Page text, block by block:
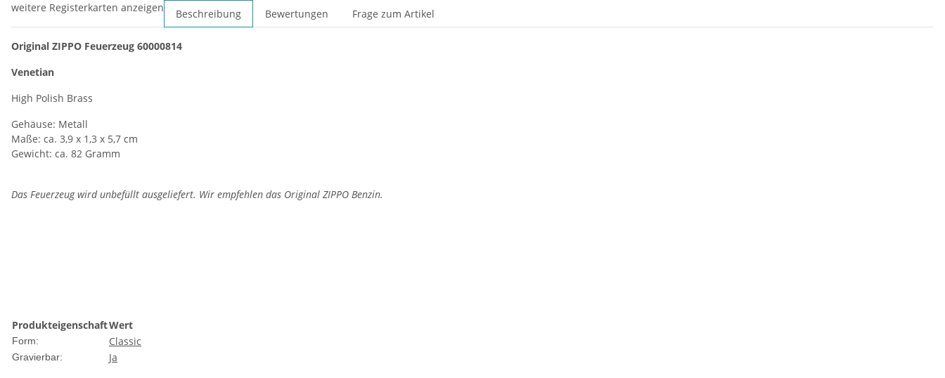
weitere Registerkarten anzeigen Beschreibung Bewertungen Frage zum Artikel
Original ZIPPO Feuerzeug 60000814
Venetian
High Polish Brass
Gehäuse: Metall
Maße: ca. 3,9 x 1,3 x 5,7 cm
Gewicht: ca. 82 Gramm
Das Feuerzeug wird unbefüllt ausgeliefert. Wir empfehlen das Original ZIPPO Benzin.
ProdukteigenschaftWert
Form: Classic
Gravierbar: Ja